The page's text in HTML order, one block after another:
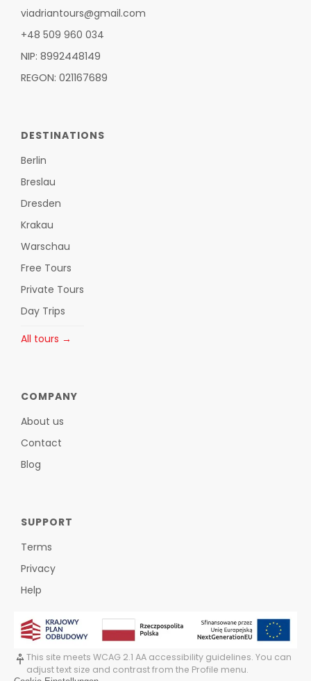
viadriantours@gmail.com
+48 509 960 034
NIP: 8992448149
REGON: 021167689
DESTINATIONS
Berlin
Breslau
Dresden
Krakau
Warschau
Free Tours
Private Tours
Day Trips
All tours →
COMPANY
About us
Contact
Blog
SUPPORT
Terms
Privacy
Help
This site meets WCAG 2.1 AA accessibility guidelines. You can
adjust text size and contrast from the Profile menu.